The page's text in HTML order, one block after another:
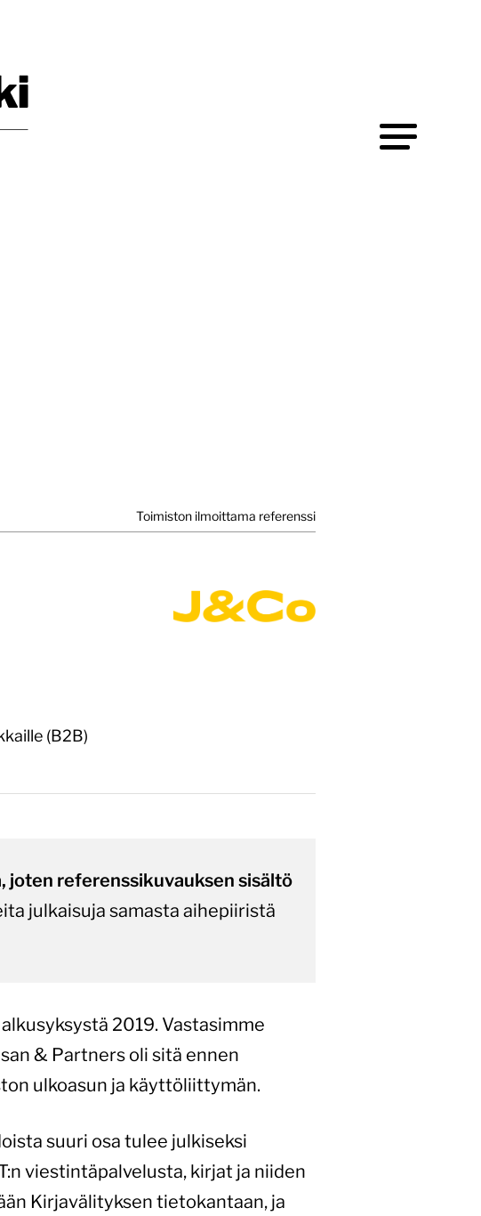
Toimiston ilmoittama referenssi
(B2B)
joten referenssikuvauksen sisältö
julkaisuja samasta aihepiiristä
2019. Vastasimme
& Partners oli sitä ennen
ulkoasun ja käyttöliittymän.
suuri osa tulee julkiseksi
viestintäpalvelusta, kirjat ja niiden
Kirjavälityksen tietokantaan, ja